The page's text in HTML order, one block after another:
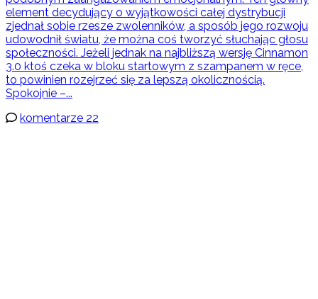
element decydujący o wyjątkowości całej dystrybucji
zjednał sobie rzesze zwolenników, a sposób jego rozwoju
udowodnił światu, że można coś tworzyć słuchając głosu
społeczności. Jeżeli jednak na najbliższą wersję Cinnamon
3.0 ktoś czeka w bloku startowym z szampanem w ręce,
to powinien rozejrzeć się za lepszą okolicznością.
Spokojnie –...
komentarze 22